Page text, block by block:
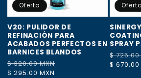
Oferta
V20: PULIDOR DE
REFINACIÓN PARA
ACABADOS PERFECTOS EN
BARNICES BLANDOS
Precio
habitual
$ 320.00 MXN
$ 295.00 MXN
Oferta
SPRAY
Precio
habitual
$ 725.00
$ 670.00